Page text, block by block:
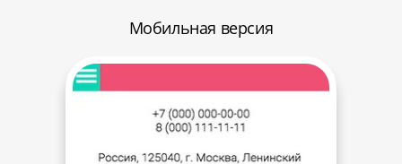
Мобильная версия